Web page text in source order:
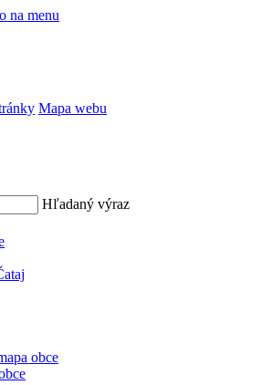
na menu
Mapa webu
Hľadaný výraz
obce